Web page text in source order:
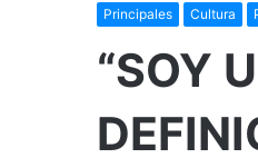
Principales Cultura
“SOY